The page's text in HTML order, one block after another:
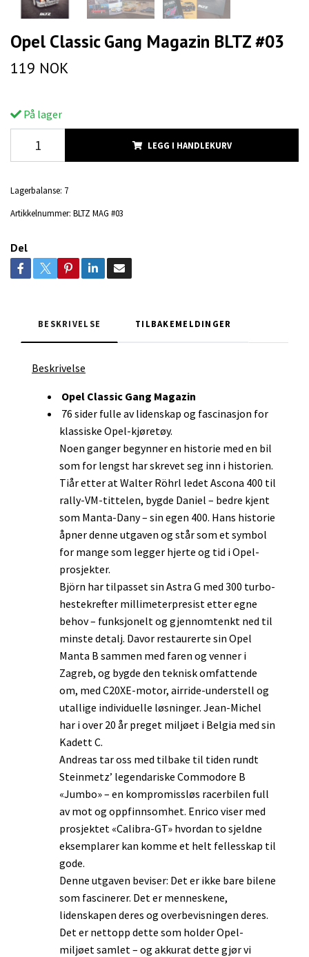
Opel Classic Gang Magazin BLTZ #03
119 NOK
På lager
LEGG I HANDLEKURV
Lagerbalanse: 7
Artikkelnummer: BLTZ MAG #03
Del
BESKRIVELSE TILBAKEMELDINGER
Beskrivelse
Opel Classic Gang Magazin
76 sider fulle av lidenskap og fascinasjon for
klassiske Opel-kjøretøy.
Noen ganger begynner en historie med en bil
som for lengst har skrevet seg inn i historien.
Tiår etter at Walter Röhrl ledet Ascona 400 til
rally-VM-tittelen, bygde Daniel – bedre kjent
som Manta-Dany – sin egen 400. Hans historie
åpner denne utgaven og står som et symbol
for mange som legger hjerte og tid i Opel-
prosjekter.
Björn har tilpasset sin Astra G med 300 turbo-
hestekrefter millimeterpresist etter egne
behov – funksjonelt og gjennomtenkt ned til
minste detalj. Davor restaurerte sin Opel
Manta B sammen med faren og venner i
Zagreb, og bygde den teknisk omfattende
om, med C20XE-motor, airride-understell og
utallige individuelle løsninger. Jean-Michel
har i over 20 år preget miljøet i Belgia med sin
Kadett C.
Andreas tar oss med tilbake til tiden rundt
Steinmetz’ legendariske Commodore B
«Jumbo» – en kompromissløs racerbilen full
av mot og oppfinnsomhet. Enrico viser med
prosjektet «Calibra-GT» hvordan to sjeldne
eksemplarer kan komme et helt fellesskap til
gode.
Denne utgaven beviser: Det er ikke bare bilene
som fascinerer. Det er menneskene,
lidenskapen deres og overbevisningen deres.
Det er nettopp dette som holder Opel-
miljøet samlet – og akkurat dette gjør vi